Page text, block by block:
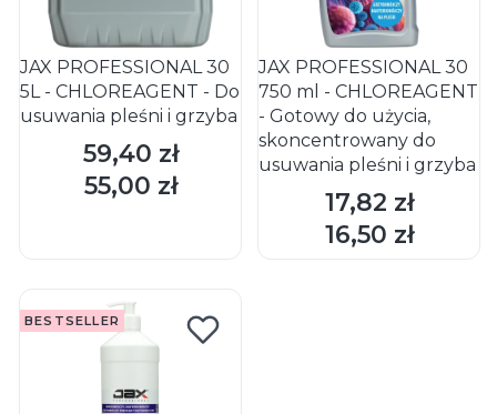
JAX PROFESSIONAL 30
5L - CHLOREAGENT - Do
usuwania pleśni i grzyba
Cena
59,40 zł
Cena
55,00 zł
JAX PROFESSIONAL 30
750 ml - CHLOREAGENT
- Gotowy do użycia,
skoncentrowany do
usuwania pleśni i grzyba
Cena
17,82 zł
Cena
16,50 zł
DO KOSZYKA
BESTSELLER